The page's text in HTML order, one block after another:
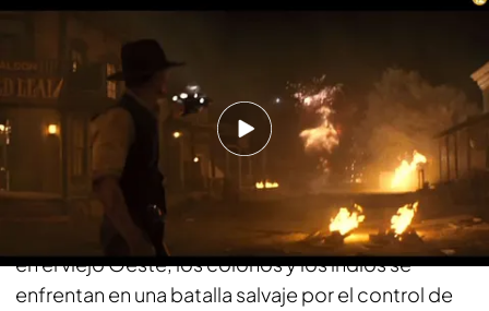
22 OCT 2018 - 16:33h.
Compartir
La noche del miércoles se llena de ‘Cowboys &
Aliens’ en FDF a partir de las 22:30 horas. En 1873,
en el viejo Oeste, los colonos y los indios se
enfrentan en una batalla salvaje por el control de